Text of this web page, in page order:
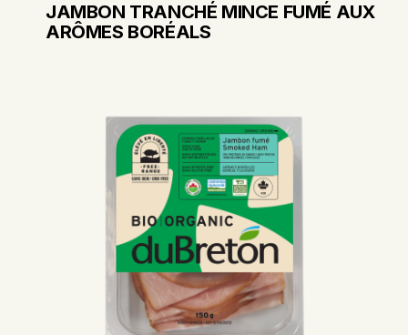
JAMBON TRANCHÉ MINCE FUMÉ AUX
ARÔMES BORÉALS